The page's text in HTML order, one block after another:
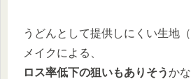
うどんとして提供しにくい生地
メイクによる、
ロス率低下の狙いもありそうか